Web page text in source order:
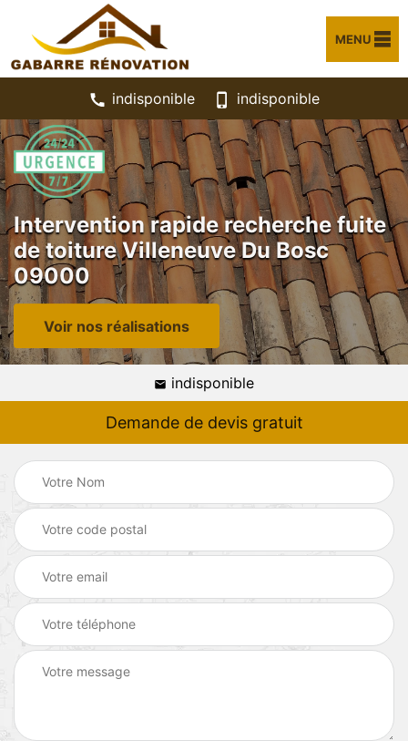
MENU
indisponible indisponible
Intervention rapide recherche fuite
de toiture Villeneuve Du Bosc
09000
Voir nos réalisations
indisponible
Demande de devis gratuit